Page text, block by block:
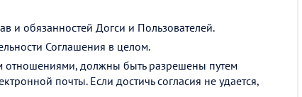
и обязанностей Догси и Пользователей.
Соглашения в целом.
отношениями, должны быть разрешены путем
почты. Если достичь согласия не удается,